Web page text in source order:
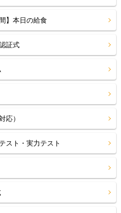
】本日の給食
証式
応）
スト・実力テスト